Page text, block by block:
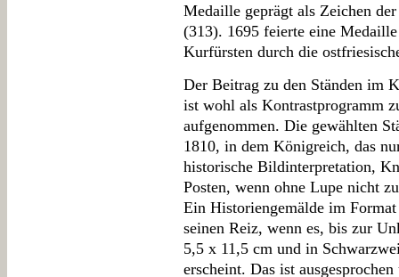
Medaille geprägt als Zeichen
(313). 1695 feierte eine
Kurfürsten durch die
Der Beitrag zu den Ständen im
ist wohl als Kontrastprogramm
aufgenommen. Die gewählten
1810, in dem Königreich, das
historische Bildinterpretation,
Posten, wenn ohne Lupe nicht
Ein Historiengemälde im
seinen Reiz, wenn es, bis zur
5,5 x 11,5 cm und in
erscheint. Das ist